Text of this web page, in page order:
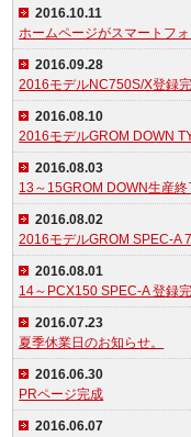
2016.10.11
ホームページがスマートフ
2016.09.28
2016モデルNC750S/X登録
2016.08.10
2016モデルGROM DOWN
2016.08.03
13～15GROM DOWN生産
2016.08.02
2016モデルGROM SPEC-A
2016.08.01
14～PCX150 SPEC-A 登録
2016.07.23
夏季休業日のお知らせ。
2016.06.30
PRページ完成
2016.06.07